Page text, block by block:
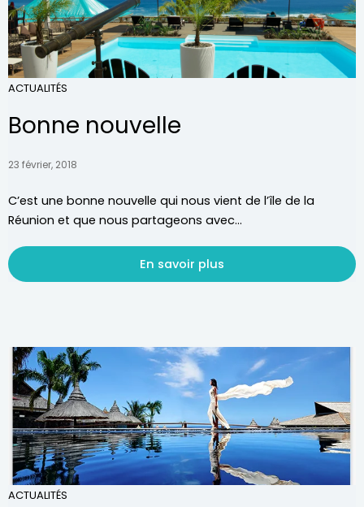
ACTUALITÉS
Bonne nouvelle
23 février, 2018
C’est une bonne nouvelle qui nous vient de l’île de la
Réunion et que nous partageons avec...
En savoir plus
ACTUALITÉS